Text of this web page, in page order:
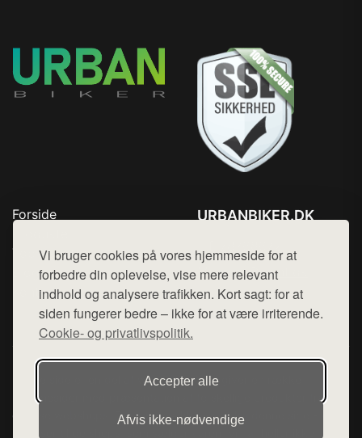
Vi bruger cookies på vores hjemmeside for at
forbedre din oplevelse, vise mere relevant
indhold og analysere trafikken. Kort sagt: for at
siden fungerer bedre – ikke for at være irriterende.
Cookie- og privatlivspolitik.
Accepter alle
Afvis ikke‑nødvendige
Forside
Top Rabatter
Blog
Kontakt
URBANBIKER.DK
Mail: hej@want.dk
Cookie- og privatlivspolitik
Denne side er en del af want.dk, der udgiver en række
hjemmesider med præsentation af forskellige produkter fra
diverse webshops. Der sælges ikke varer fra denne side - vi